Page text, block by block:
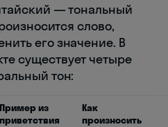
— тональный
слово,
его значение. В
существует четыре
тон:
Пример из
приветствия
Как
произносить